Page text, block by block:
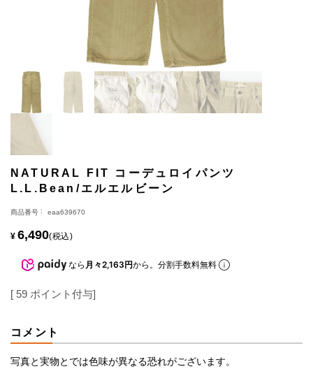
NATURAL FIT コーデュロイパンツ
L.L.Bean/エルエルビーン
商品番号 eaa639670
¥ 6,490 税込
なら 月々2,163円から。分割手数料無料
[ 59 ポイント付与]
コメント
写真と実物とでは色味が異なる恐れがございます。